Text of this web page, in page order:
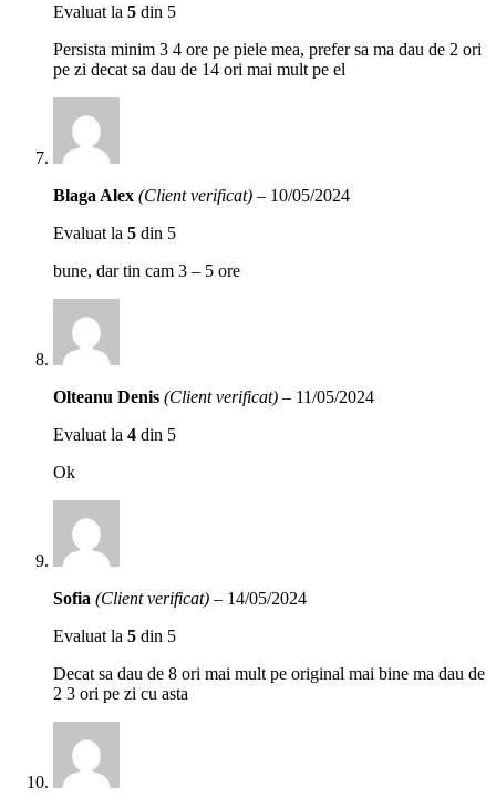
Evaluat la 5 din 5
Persista minim 3 4 ore pe piele mea, prefer sa ma dau de 2 ori
pe zi decat sa dau de 14 ori mai mult pe el
Blaga Alex (Client verificat) – 10/05/2024
Evaluat la 5 din 5
bune, dar tin cam 3 – 5 ore
Olteanu Denis (Client verificat) – 11/05/2024
Evaluat la 4 din 5
Ok
Sofia (Client verificat) – 14/05/2024
Evaluat la 5 din 5
Decat sa dau de 8 ori mai mult pe original mai bine ma dau de
2 3 ori pe zi cu asta